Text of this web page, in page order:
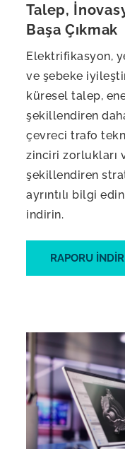
Talep,
Başa Çıkmak
Elektrifikasyon,
ve şebeke
küresel talep,
şekillendiren
çevreci trafo
zinciri zorlukları
şekillendiren
ayrıntılı bilgi
indirin.
RAPORU